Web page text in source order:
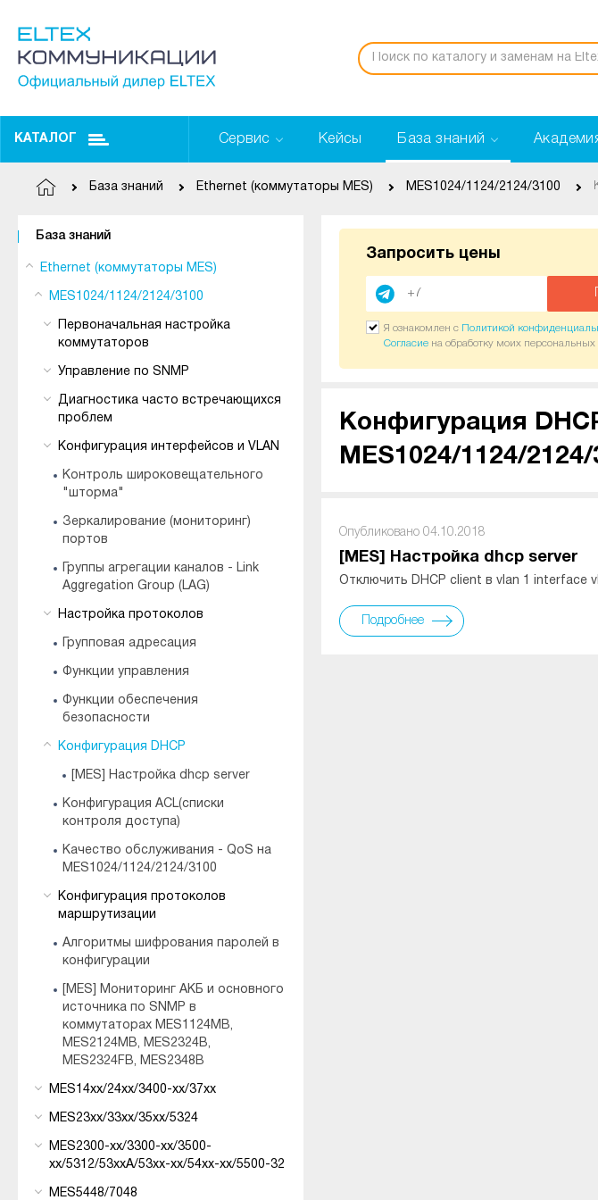
КАТАЛОГ Сервис Кейсы База знаний
База знаний Ethernet (коммутаторы MES) MES1024/1124/2124/3100
База знаний
Ethernet (коммутаторы MES)
MES1024/1124/2124/3100
Первоначальная настройка
коммутаторов
Управление по SNMP
Диагностика часто встречающихся
проблем
Конфигурация интерфейсов и VLAN
Контроль широковещательного
"шторма"
Зеркалирование (мониторинг)
портов
Группы агрегации каналов - Link
Aggregation Group (LAG)
Настройка протоколов
Групповая адресация
Функции управления
Функции обеспечения
безопасности
Конфигурация DHCP
[MES] Настройка dhcp server
Конфигурация ACL(списки
контроля доступа)
Качество обслуживания - QoS на
MES1024/1124/2124/3100
Конфигурация протоколов
маршрутизации
Алгоритмы шифрования паролей в
конфигурации
[MES] Мониторинг АКБ и основного
источника по SNMP в
коммутаторах MES1124MB,
MES2124MB, MES2324B,
MES2324FB, MES2348B
MES14xx/24xx/3400-xx/37xx
MES23xx/33xx/35xx/5324
MES2300-xx/3300-xx/3500-
xx/5312/53xxA/53xx-xx/54xx-xx/5500-32
MES5448/7048
Запросить цены
Я ознакомлен с Политикой
Согласие на обработку моих
Конфигурация
MES1024/1124/2124/
Опубликовано 04.10.2018
[MES] Настройка dhcp server
Отключить DHCP client в vlan 1 interface
Подробнее